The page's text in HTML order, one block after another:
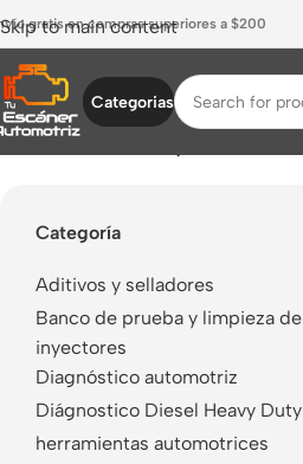
Skip to main content
gratis en compras superiores a $200
Categorias
Categoría
Aditivos y selladores
Banco de prueba y limpieza de
inyectores
Diagnóstico automotriz
Diágnostico Diesel Heavy Duty
herramientas automotrices